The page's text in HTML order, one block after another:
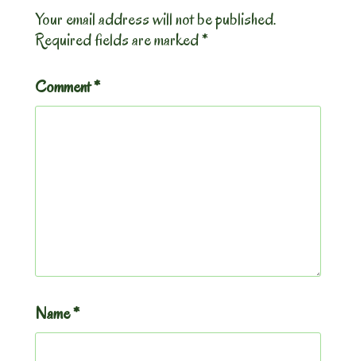
Your email address will not be published.
Required fields are marked*
Comment*
Name*